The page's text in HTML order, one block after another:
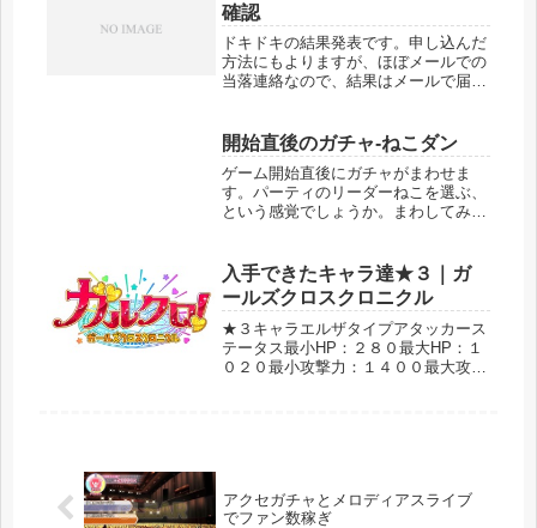
確認
ドキドキの結果発表です。申し込んだ
方法にもよりますが、ほぼメールでの
当落連絡なので、結果はメールで届く
が書いてあります。確認しておきまし
ょう。見逃して期限が切れたりしたら
悲...
開始直後のガチャ-ねこダン
ゲーム開始直後にガチャがまわせま
す。パーティのリーダーねこを選ぶ、
という感覚でしょうか。まわしてみた
したが、念のため検証すべく、１０回
ほどまわしてみることにしました。...
入手できたキャラ達★３｜ガ
ールズクロスクロニクル
★３キャラエルザタイプアタッカース
テータス最小HP：２８０最大HP：１
０２０最小攻撃力：１４００最大攻撃
アクセガチャとメロディアスライブ
でファン数稼ぎ